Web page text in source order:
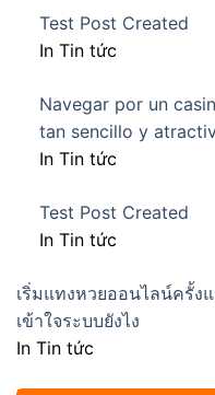
Test Post Created
In Tin tức
Navegar por un
tan sencillo y
In Tin tức
Test Post Created
In Tin tức
เริ่มแทงหวยออนไลน์ครั้ง
เข้าใจระบบยังไง
In Tin tức